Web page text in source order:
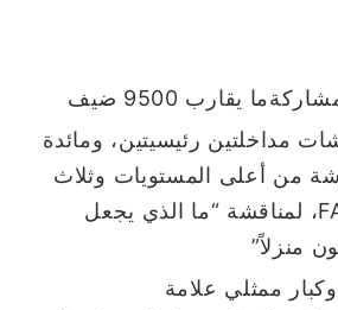
يقارب 9500 ضيف
مداخلتين رئيسيتين، ومائدة
من أعلى المستويات وثلاث
FACT SNACKS، لمناقشة “ما الذي يجعل
منزلاً”
ممثلي علامة